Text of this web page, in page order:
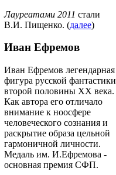
Лауреатами 2011 стали
В.И. Пищенко. (далее)
Иван Ефремов
Иван Ефремов легендарная
фигура русской фантастики
второй половины ХХ века.
Как автора его отличало
внимание к ноосфере
человеческого сознания и
раскрытие образа цельной
гармоничной личности.
Медаль им. И.Ефремова -
основная премия СФП.